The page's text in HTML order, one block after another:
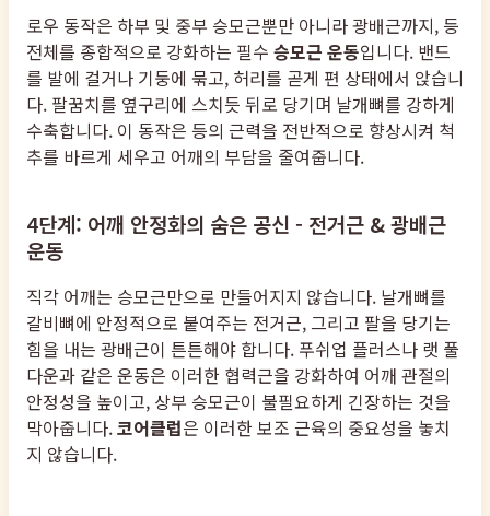
로우 동작은 하부 및 중부 승모근뿐만 아니라 광배근까지, 등
전체를 종합적으로 강화하는 필수 승모근 운동입니다. 밴드
를 발에 걸거나 기둥에 묶고, 허리를 곧게 편 상태에서 앉습니
다. 팔꿈치를 옆구리에 스치듯 뒤로 당기며 날개뼈를 강하게
수축합니다. 이 동작은 등의 근력을 전반적으로 향상시켜 척
추를 바르게 세우고 어깨의 부담을 줄여줍니다.
4단계: 어깨 안정화의 숨은 공신 - 전거근 & 광배근
운동
직각 어깨는 승모근만으로 만들어지지 않습니다. 날개뼈를
갈비뼈에 안정적으로 붙여주는 전거근, 그리고 팔을 당기는
힘을 내는 광배근이 튼튼해야 합니다. 푸쉬업 플러스나 랫 풀
다운과 같은 운동은 이러한 협력근을 강화하여 어깨 관절의
안정성을 높이고, 상부 승모근이 불필요하게 긴장하는 것을
막아줍니다.코어클럽은 이러한 보조 근육의 중요성을 놓치
지 않습니다.